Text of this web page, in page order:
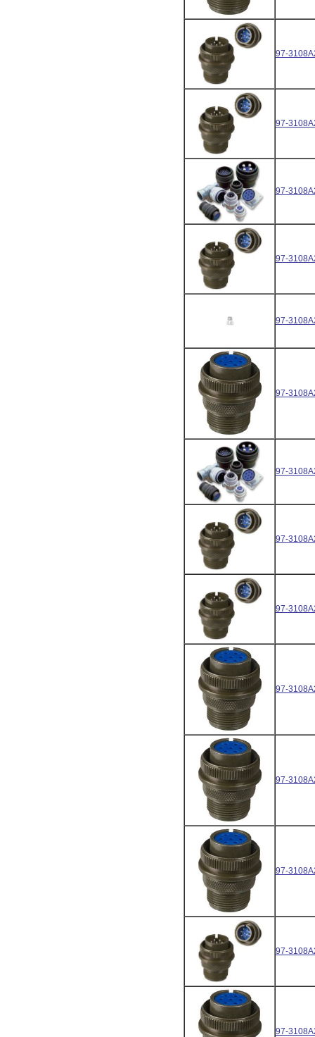
97-
97-
97-
97-
97-
97-
97-
97-
97-
97-
97-
97-
97-
97-